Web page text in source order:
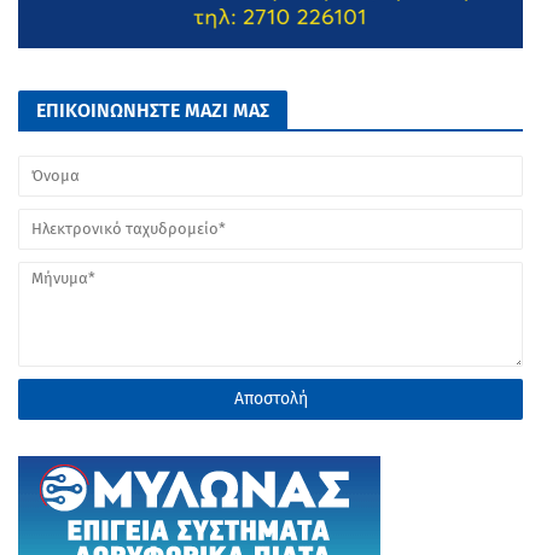
ΕΠΙΚΟΙΝΩΝΗΣΤΕ ΜΑΖΙ ΜΑΣ